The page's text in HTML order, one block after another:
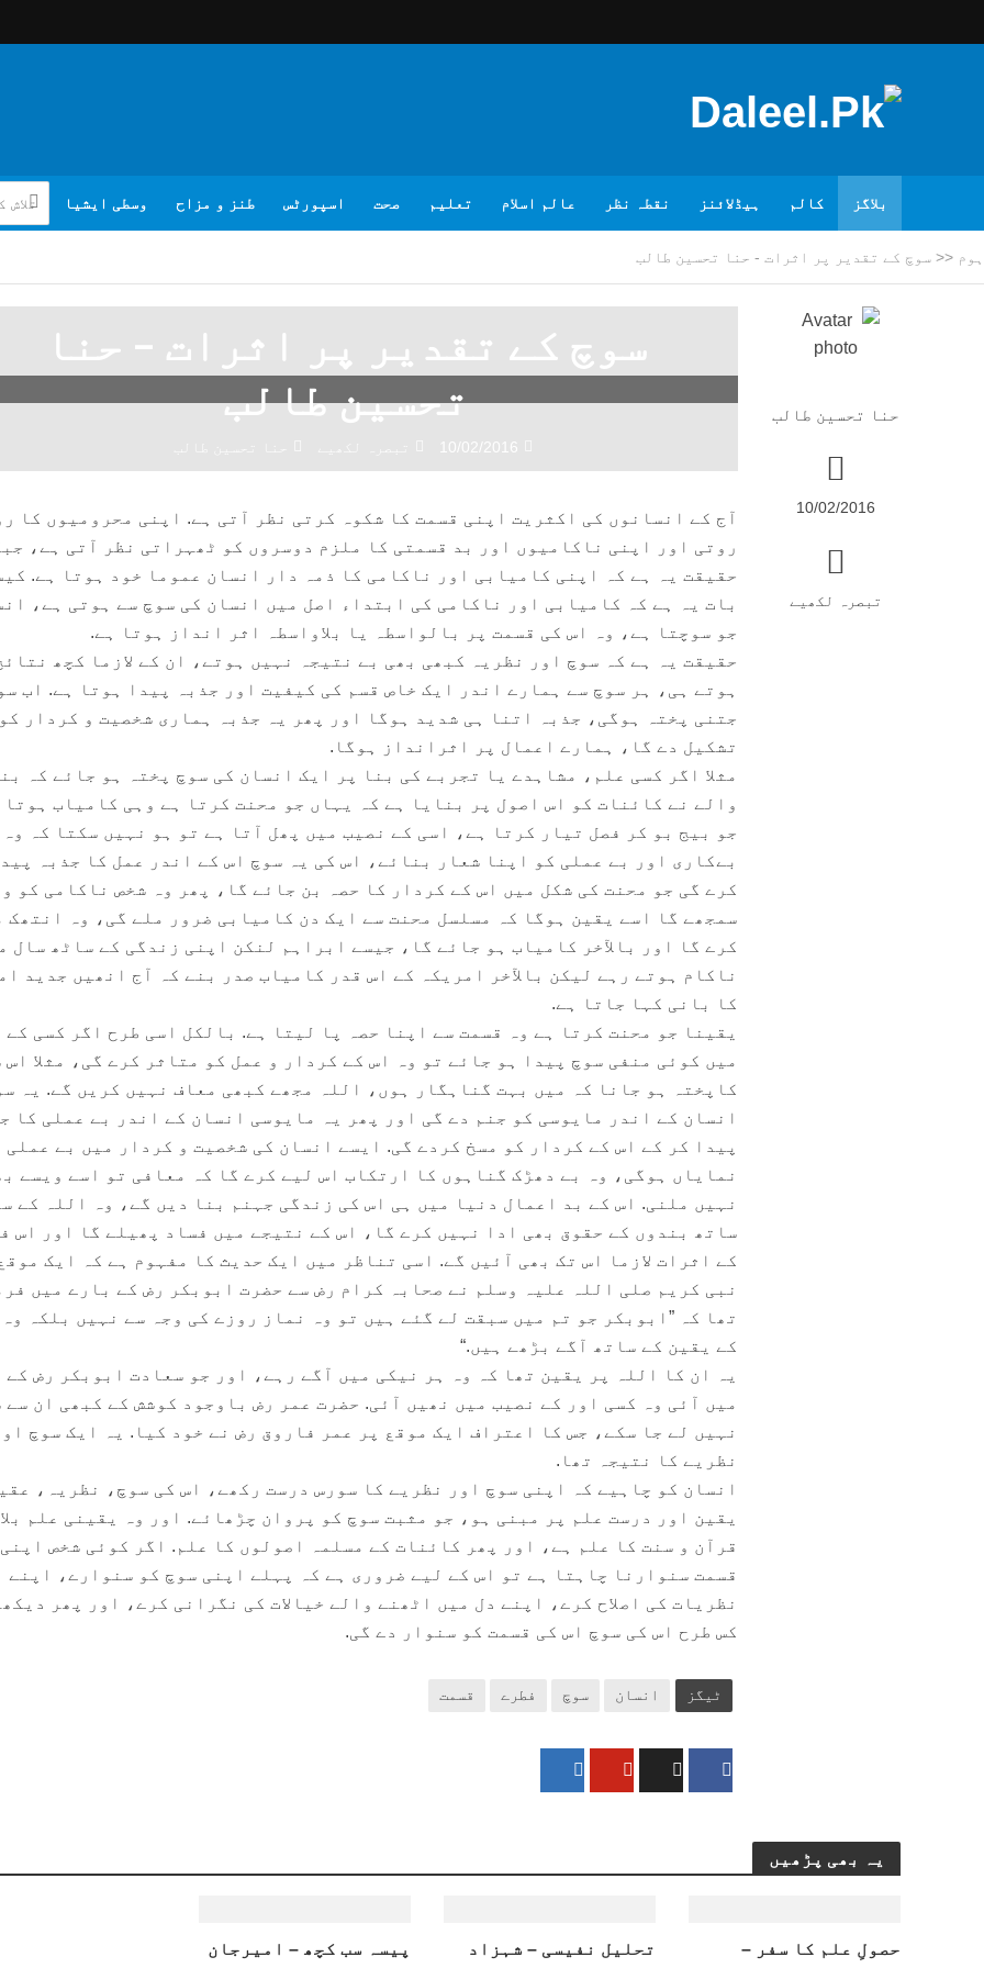
بلاگز کالم ہیڈلائنز نقطہ نظر عالم اسلام تعلیم صحت اسپورٹس طنز و مزاح وسطی ایشیا
ہوم << سوچ کے تقدیر پر اثرات - حنا تحسین طالب
حنا تحسین طالب
10/02/2016
تبصرہ لکھیے
سوچ کے تقدیر پر اثرات – حنا
تحسین طالب
10/02/2016 حنا تحسین طالب
آج کے انسانوں کی اکثریت اپنی قسمت کا شکوہ کرتی نظر آتی ہے. اپنی محرومیوں کا
روتی اور اپنی ناکامیوں اور بد قسمتی کا ملزم دوسروں کو ٹھہراتی نظر آتی ہے،
حقیقت یہ ہے کہ اپنی کامیابی اور ناکامی کا ذمہ دار انسان عموما خود ہوتا ہے.
بات یہ ہے کہ کامیابی اور ناکامی کی ابتداء اصل میں انسان کی سوچ سے ہوتی ہے،
جو سوچتا ہے، وہ اس کی قسمت پر بالواسطہ یا بلاواسطہ اثر انداز ہوتا ہے.
حقیقت یہ ہے کہ سوچ اور نظریہ کبھی بھی بے نتیجہ نہیں ہوتے، ان کے لازما کچھ
ہوتے ہی، ہر سوچ سے ہمارے اندر ایک خاص قسم کی کیفیت اور جذبہ پیدا ہوتا ہے. اب
جتنی پختہ ہوگی، جذبہ اتنا ہی شدید ہوگا اور پھر یہ جذبہ ہماری شخصیت و کردار کو
تشکیل دے گا، ہمارے اعمال پر اثرانداز ہوگا.
مثلا اگر کسی علم، مشاہدے یا تجربے کی بنا پر ایک انسان کی سوچ پختہ ہو جائے کہ
والے نے کائنات کو اس اصول پر بنایا ہے کہ یہاں جو محنت کرتا ہے وہی کامیاب ہوتا
جو بیج بو کر فصل تیار کرتا ہے، اسی کے نصیب میں پھل آتا ہے تو ہو نہیں سکتا کہ وہ
بےکاری اور بے عملی کو اپنا شعار بنائے، اس کی یہ سوچ اس کے اندر عمل کا جذبہ
کرے گی جو محنت کی شکل میں اس کے کردار کا حصہ بن جائے گا، پھر وہ شخص ناکامی کو
سمجھے گا اسے یقین ہوگا کہ مسلسل محنت سے ایک دن کامیابی ضرور ملے گی، وہ انتھک
کرے گا اور بالآخر کامیاب ہو جائے گا، جیسے ابراہم لنکن اپنی زندگی کے ساٹھ سال
ناکام ہوتے رہے لیکن بالآخر امریکہ کے اس قدر کامیاب صدر بنے کہ آج انھیں جدید
کا بانی کہا جاتا ہے.
یقینا جو محنت کرتا ہے وہ قسمت سے اپنا حصہ پا لیتا ہے. بالکل اسی طرح اگر کسی کے
میں کوئی منفی سوچ پیدا ہو جائے تو وہ اس کے کردار و عمل کو متاثر کرے گی، مثلا اس
کاپختہ ہو جانا کہ میں بہت گناہگار ہوں، اللہ مجھے کبھی معاف نہیں کریں گے. یہ
انسان کے اندر مایوسی کو جنم دے گی اور پھر یہ مایوسی انسان کے اندر بے عملی کا
پیدا کر کے اس کے کردار کو مسخ کردے گی. ایسے انسان کی شخصیت و کردار میں بے عملی
نمایاں ہوگی، وہ بے دھڑک گناہوں کا ارتکاب اس لیے کرے گا کہ معافی تو اسے ویسے
نہیں ملنی. اس کے بد اعمال دنیا میں ہی اس کی زندگی جہنم بنا دیں گے، وہ اللہ کے
ساتھ بندوں کے حقوق بھی ادا نہیں کرے گا، اس کے نتیجے میں فساد پھیلے گا اور اس
کے اثرات لازما اس تک بھی آئیں گے. اسی تناظر میں ایک حدیث کا مفہوم ہے کہ ایک
نبی کریم صلی اللہ علیہ وسلم نے صحابہ کرام رض سے حضرت ابوبکر رض کے بارے میں
تھا کہ ”ابوبکر جو تم میں سبقت لے گئے ہیں تو وہ نماز روزے کی وجہ سے نہیں بلکہ
کے یقین کے ساتھ آگے بڑھے ہیں.“
یہ ان کا اللہ پر یقین تھا کہ وہ ہر نیکی میں آگے رہے، اور جو سعادت ابوبکر رض کے
میں آئی وہ کسی اور کے نصیب میں نھیں آئی. حضرت عمر رض باوجود کوشش کے کبھی ان سے
نہیں لے جا سکے، جس کا اعتراف ایک موقع پر عمر فاروق رض نے خود کیا. یہ ایک سوچ
نظریے کا نتیجہ تھا.
انسان کو چاہیے کہ اپنی سوچ اور نظریے کا سورس درست رکھے، اس کی سوچ، نظریہ،
یقین اور درست علم پر مبنی ہو، جو مثبت سوچ کو پروان چڑھائے. اور وہ یقینی علم
قرآن و سنت کا علم ہے، اور پھر کائنات کے مسلمہ اصولوں کا علم. اگر کوئی شخص اپنی
قسمت سنوارنا چاہتا ہے تو اس کے لیے ضروری ہے کہ پہلے اپنی سوچ کو سنوارے، اپنے
نظریات کی اصلاح کرے، اپنے دل میں اٹھنے والے خیالات کی نگرانی کرے، اور پھر
کس طرح اس کی سوچ اس کی قسمت کو سنوار دے گی.
ٹیگز انسان سوچ فطرے قسمت
یہ بھی پڑھیں
حصولِ علم کا سفر –
تحلیل نفیسی – شہزاد
پیسہ سب کچھ – امیرجان